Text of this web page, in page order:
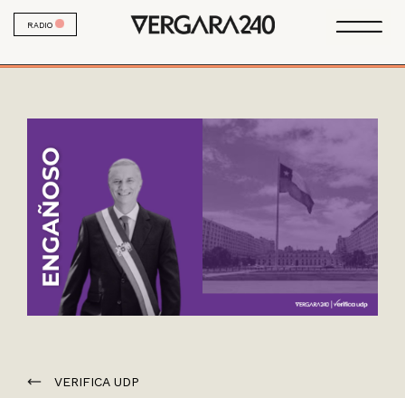
RADIO
VERIFICA UDP